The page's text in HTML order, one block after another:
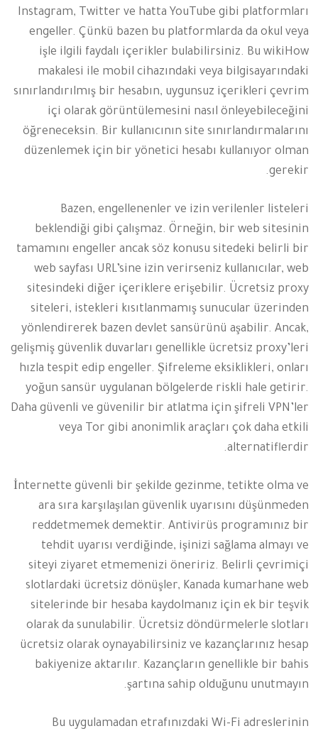
Instagram, Twitter ve hatta YouTube gibi platformları
engeller. Çünkü bazen bu platformlarda da okul veya
işle ilgili faydalı içerikler bulabilirsiniz. Bu wikiHow
makalesi ile mobil cihazındaki veya bilgisayarındaki
sınırlandırılmış bir hesabın, uygunsuz içerikleri çevrim
içi olarak görüntülemesini nasıl önleyebileceğini
öğreneceksin. Bir kullanıcının site sınırlandırmalarını
düzenlemek için bir yönetici hesabı kullanıyor olman
gerekir.
Bazen, engellenenler ve izin verilenler listeleri
beklendiği gibi çalışmaz. Örneğin, bir web sitesinin
tamamını engeller ancak söz konusu sitedeki belirli bir
web sayfası URL’sine izin verirseniz kullanıcılar, web
sitesindeki diğer içeriklere erişebilir. Ücretsiz proxy
siteleri, istekleri kısıtlanmamış sunucular üzerinden
yönlendirerek bazen devlet sansürünü aşabilir. Ancak,
gelişmiş güvenlik duvarları genellikle ücretsiz proxy’leri
hızla tespit edip engeller. Şifreleme eksiklikleri, onları
yoğun sansür uygulanan bölgelerde riskli hale getirir.
Daha güvenli ve güvenilir bir atlatma için şifreli VPN’ler
veya Tor gibi anonimlik araçları çok daha etkili
alternatiflerdir.
İnternette güvenli bir şekilde gezinme, tetikte olma ve
ara sıra karşılaşılan güvenlik uyarısını düşünmeden
reddetmemek demektir. Antivirüs programınız bir
tehdit uyarısı verdiğinde, işinizi sağlama almayı ve
siteyi ziyaret etmemenizi öneririz. Belirli çevrimiçi
slotlardaki ücretsiz dönüşler, Kanada kumarhane web
sitelerinde bir hesaba kaydolmanız için ek bir teşvik
olarak da sunulabilir. Ücretsiz döndürmelerle slotları
ücretsiz olarak oynayabilirsiniz ve kazançlarınız hesap
bakiyenize aktarılır. Kazançların genellikle bir bahis
şartına sahip olduğunu unutmayın.
Bu uygulamadan etrafınızdaki Wi-Fi adreslerinin